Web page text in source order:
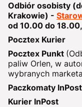
Odbiór osobisty
Krakowie) -
od 10.00 do
Pocztex Kurier
Pocztex Punkt
paliw Orlen, w
wybranych
Paczkomaty InPost
Kurier InPost